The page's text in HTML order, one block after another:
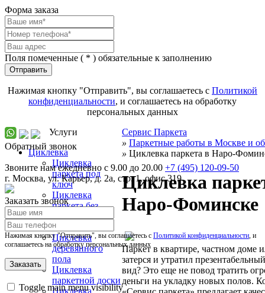
Форма заказа
Поля помеченные ( * ) обязательные к заполнению
Отправить
Нажимая кнопку "Отправить", вы соглашаетесь с Политикой
конфиденциальности, и соглашаетесь на обработку
персональных данных
Обратный звонок
Звоните нам ежедневно с 9.00 до 20.00 +7 (495) 120-09-50
г. Москва, ул. Карьер, д. 2а, стр. 1, офис 319
Заказать звонок
Нажимая кнопку "Отправить", вы соглашаетесь с Политикой конфиденциальности, и
соглашаетесь на обработку персональных данных
Toggle main menu visibility
Услуги
Циклевка
Циклевка
паркета под
ключ
Циклевка
паркета без
пыли и выноса
мебели
Циклевка
деревянного
пола
Циклевка
паркетной доски
Циклевка
Сервис Паркета
» Паркетные работы в Москве и
» Циклевка паркета в Наро-
Циклевка
Наро-Фоминске
Паркет в квартире, частном доме
затерся и утратил
вид? Это еще не повод тратить
деньги на укладку новых полов.